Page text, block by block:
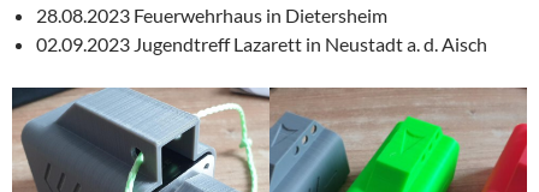
28.08.2023 Feuerwehrhaus in Dietersheim
02.09.2023 Jugendtreff Lazarett in Neustadt a. d. Aisch